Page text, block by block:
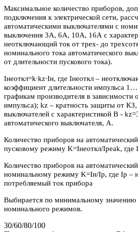
Максимальное количество приборов,
подключения к электрической сети,
автоматическими выключателями с
выключения 3А, 6А, 10А, 16А с
неотключающий ток от трех- до
номинального тока автоматического
от длительности пускового тока).
Iнеоткл=k∙kz∙Iн, где Iнеоткл –
коэффициент длительности импульса
графикам производителя в зависимости
импульса); kz – кратность защиты от КЗ,
выключателей с характеристикой В -
автоматического выключателя, А.
Количество приборов на
пусковому режиму K=Iнеоткл/Ipeak, где
Количество приборов на
номинальному режиму K=Iн/Iр, где Iр –
потребляемый ток прибора
Выбирается по минимальному значению
номинального режимов.
30/60/80/100